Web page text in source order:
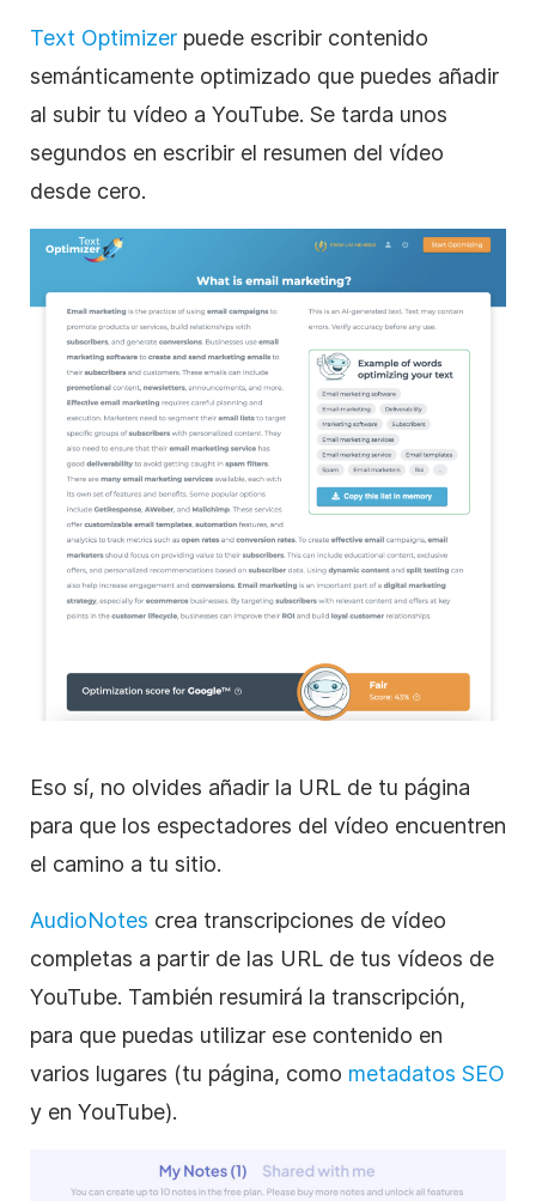
Text Optimizer puede escribir contenido
semánticamente optimizado que puedes añadir
al subir tu vídeo a YouTube. Se tarda unos
segundos en escribir el resumen del vídeo
desde cero.
Eso sí, no olvides añadir la URL de tu página
para que los espectadores del vídeo encuentren
el camino a tu sitio.
AudioNotes crea transcripciones de vídeo
completas a partir de las URL de tus vídeos de
YouTube. También resumirá la transcripción,
para que puedas utilizar ese contenido en
varios lugares (tu página, como metadatos SEO
y en YouTube).